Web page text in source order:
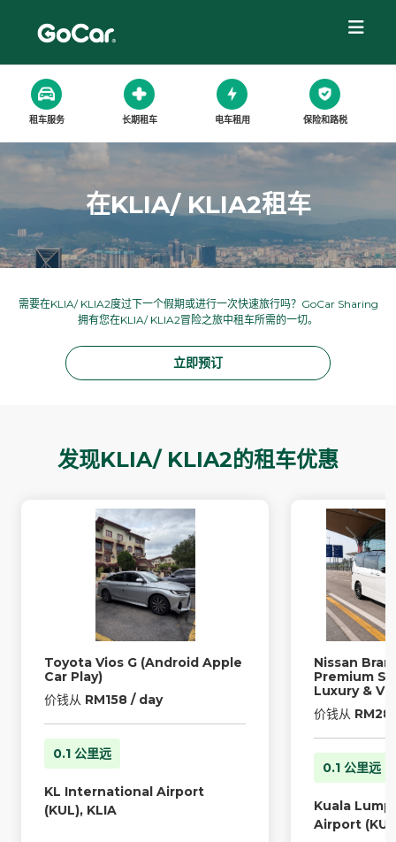
租车服务 长期租车 电车租用 保险和路税
在KLIA/ KLIA2租车
需要在KLIA/ KLIA2度过下一个假期或进行一次快速旅行吗？GoCar Sharing
拥有您在KLIA/ KLIA2冒险之旅中租车所需的一切。
立即预订
发现KLIA/ KLIA2的租车优惠
Toyota Vios G (Android Apple
Car Play)
价钱从 RM158 / day
0.1 公里远
KL International Airport
(KUL), KLIA
Nissan
Premium
Luxury &
价钱从
0.1 公里远
Kuala
Airport